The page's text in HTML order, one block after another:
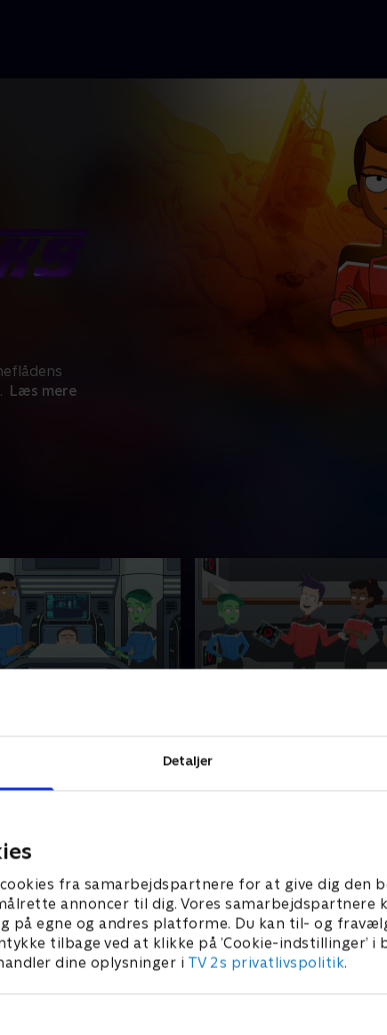
Detaljer
fra samarbejdspartnere for at give dig den
annoncer til dig. Vores samarbejdspartnere
egne og andres platforme. Du kan til- og
tilbage ved at klikke på ’Cookie-indstillinger’ i
dine oplysninger i TV 2s privatlivspolitik.
Læs mere
Boimler af
pausetid, presser